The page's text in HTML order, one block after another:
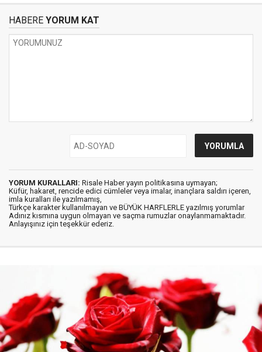
HABERE YORUM KAT
YORUM KURALLARI: Risale Haber yayın politikasına uymayan;
Küfür, hakaret, rencide edici cümleler veya imalar, inançlara saldırı içeren,
imla kuralları ile yazılmamış,
Türkçe karakter kullanılmayan ve BÜYÜK HARFLERLE yazılmış yorumlar
Adınız kısmına uygun olmayan ve saçma rumuzlar onaylanmamaktadır.
Anlayışınız için teşekkür ederiz.